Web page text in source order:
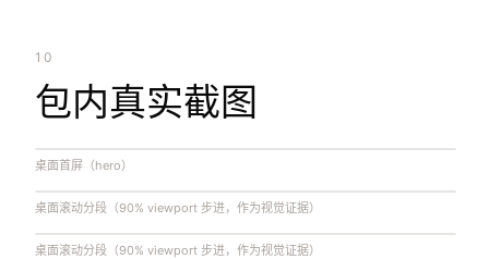
10
包内真实截图
桌面首屏（hero）
桌面滚动分段（90% viewport 步进，作为视觉证据）
桌面滚动分段（90% viewport 步进，作为视觉证据）